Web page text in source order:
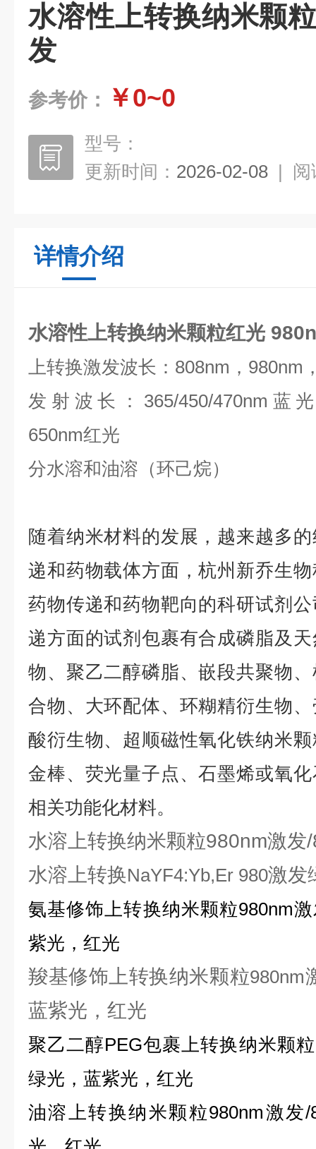
水溶性上转换纳米颗
发
参考价： ￥0~0
型号：
更新时间： 2026-02-08 | 阅
详情介绍
水溶性上转换纳米颗粒红光
上转换激发波长： 808nm ， 980nm
发射波长： 365/450/470nm 蓝
650nm红光
分水溶和油溶（环己烷）
随着纳米材料的发展，越来越多
递和药物载体方面，杭州新乔生
药物传递和药物靶向的科研试剂
递方面的试剂包裹有合成磷脂及
物、聚乙二醇磷脂、嵌段共聚物
合物、大环配体、环糊精衍生物
酸衍生物、超顺磁性氧化铁纳米
金棒、荧光量子点、石墨烯或氧
相关功能化材料。
水溶上转换纳米颗粒980nm激发
水溶上转换NaYF4:Yb,Er 980激发
氨基修饰上转换纳米颗粒980nm
紫光，红光
羧基修饰上转换纳米颗粒980nm
蓝紫光，红光
聚乙二醇PEG包裹上转换纳米颗粒
绿光，蓝紫光，红光
油溶上转换纳米颗粒980nm激发/